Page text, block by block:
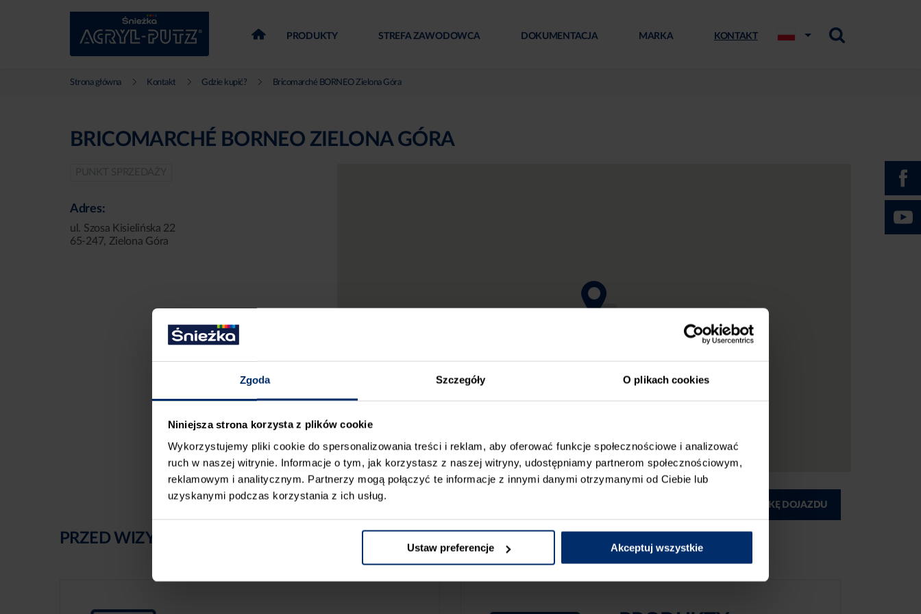
Zgoda Szczegóły O plikach cookies
Niniejsza strona korzysta z plików cookie
Wykorzystujemy pliki cookie do spersonalizowania treści i reklam, aby oferować funkcje społecznościowe i analizować
ruch w naszej witrynie. Informacje o tym, jak korzystasz z naszej witryny, udostępniamy partnerom społecznościowym,
reklamowym i analitycznym. Partnerzy mogą połączyć te informacje z innymi danymi otrzymanymi od Ciebie lub
uzyskanymi podczas korzystania z ich usług.
Ustaw preferencje Akceptuj wszystkie
PRODUKTY STREFA ZAWODOWCA DOKUMENTACJA MARKA KONTAKT
Strona główna Kontakt Gdzie kupić? Bricomarché BORNEO Zielona Góra
BRICOMARCHÉ BORNEO ZIELONA GÓRA
Adres:
ul. Szosa Kisielińska 22
65-247, Zielona Góra
DRUKUJ MAPKĘ DOJAZDU
PRZED WIZYTĄ W SKLEPIE POLECAMY: